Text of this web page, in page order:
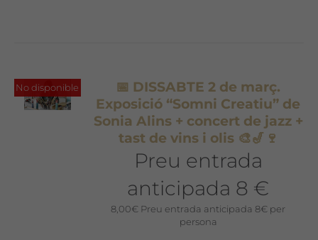
No disponible
📅 DISSABTE 2 de març.
Exposició “Somni Creatiu” de
Sonia Alins + concert de jazz +
tast de vins i olis 🎨🎷🍷
Preu entrada
anticipada 8 €
8,00€ Preu entrada anticipada 8€ per
persona